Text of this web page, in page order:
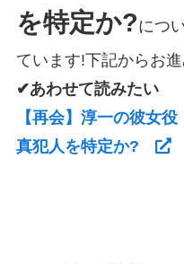
を特定か?につ
ています!下記からお
✔あわせて読みたい
【再会】淳一の彼女
真犯人を特定か?